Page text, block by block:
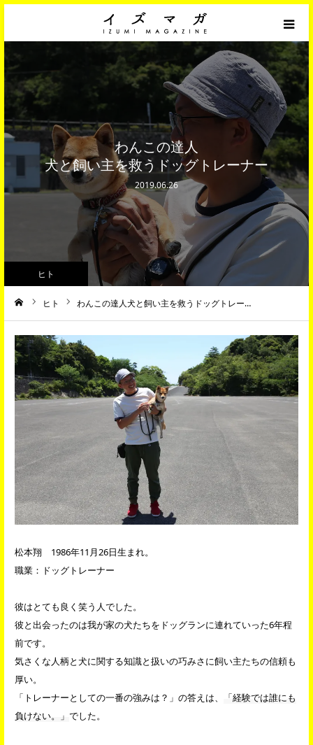
わんこの達人
犬と飼い主を救うドッグトレーナー
2019.06.26
ヒト
ヒト わんこの達人犬と飼い主を救うドッグトレー…
松本翔 1986年11月26日生まれ。
職業：ドッグトレーナー
彼はとても良く笑う人でした。
彼と出会ったのは我が家の犬たちをドッグランに連れていった6年程
前です。
気さくな人柄と犬に関する知識と扱いの巧みさに飼い主たちの信頼も
厚い。
「トレーナーとしての一番の強みは？」の答えは、
「経験では誰にも
負けない。」 でした。
「モノ」インテリア/デザイン/ファッション
「コト」イベント/ライフスタイル/カルチャー
「ヒト」人物/仕事/インタビュー
イズミファニチャー 公式サイト
オンラインショップ「イズミソファ 」